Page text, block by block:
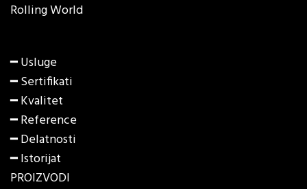
Rolling World
━ Usluge
━ Sertifikati
━ Kvalitet
━ Reference
━ Delatnosti
━ Istorijat
PROIZVODI